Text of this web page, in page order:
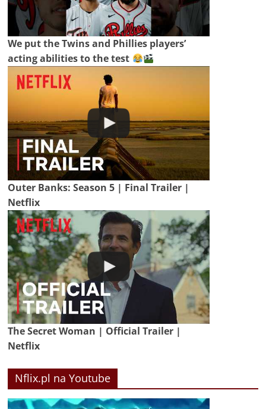
We put the Twins and Phillies players’
acting abilities to the test
Outer Banks: Season 5 | Final Trailer |
Netflix
The Secret Woman | Official Trailer |
Netflix
Nflix.pl na Youtube